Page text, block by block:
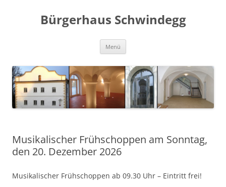
springenBürgerhaus Schwindegg
Menü
Musikalischer Frühschoppen am Sonntag,
den 20. Dezember 2026
Musikalischer Frühschoppen ab 09.30 Uhr – Eintritt frei!